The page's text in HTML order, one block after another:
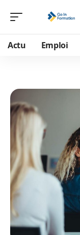
Actu Emploi